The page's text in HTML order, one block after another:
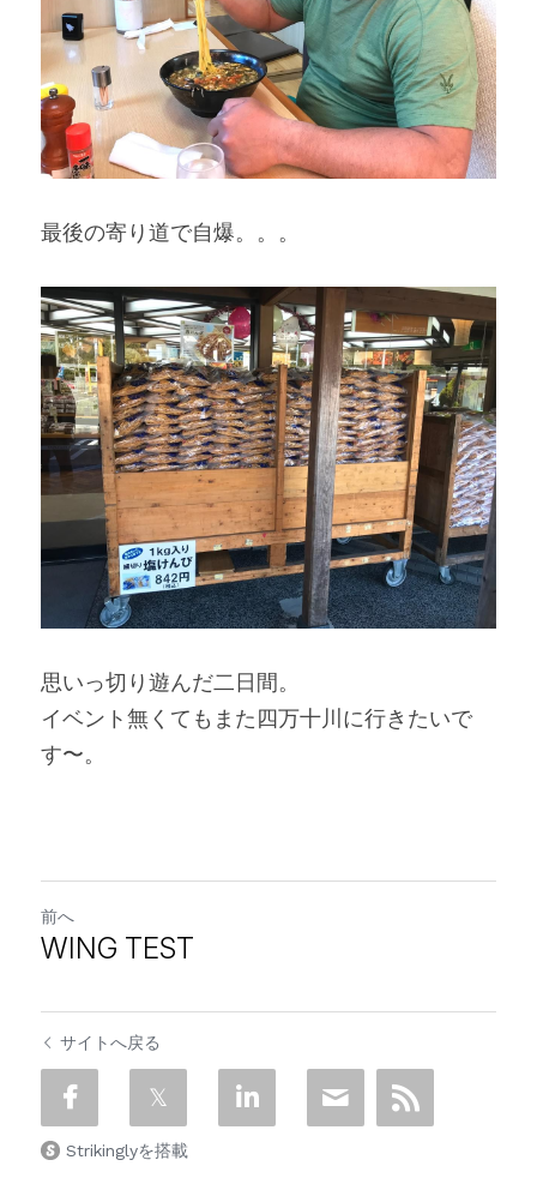
最後の寄り道で自爆。。。
思いっ切り遊んだ二日間。
イベント無くてもまた四万十川に行きたいで
す〜。
前へ
WING TEST
サイトへ戻る
Strikinglyを搭載